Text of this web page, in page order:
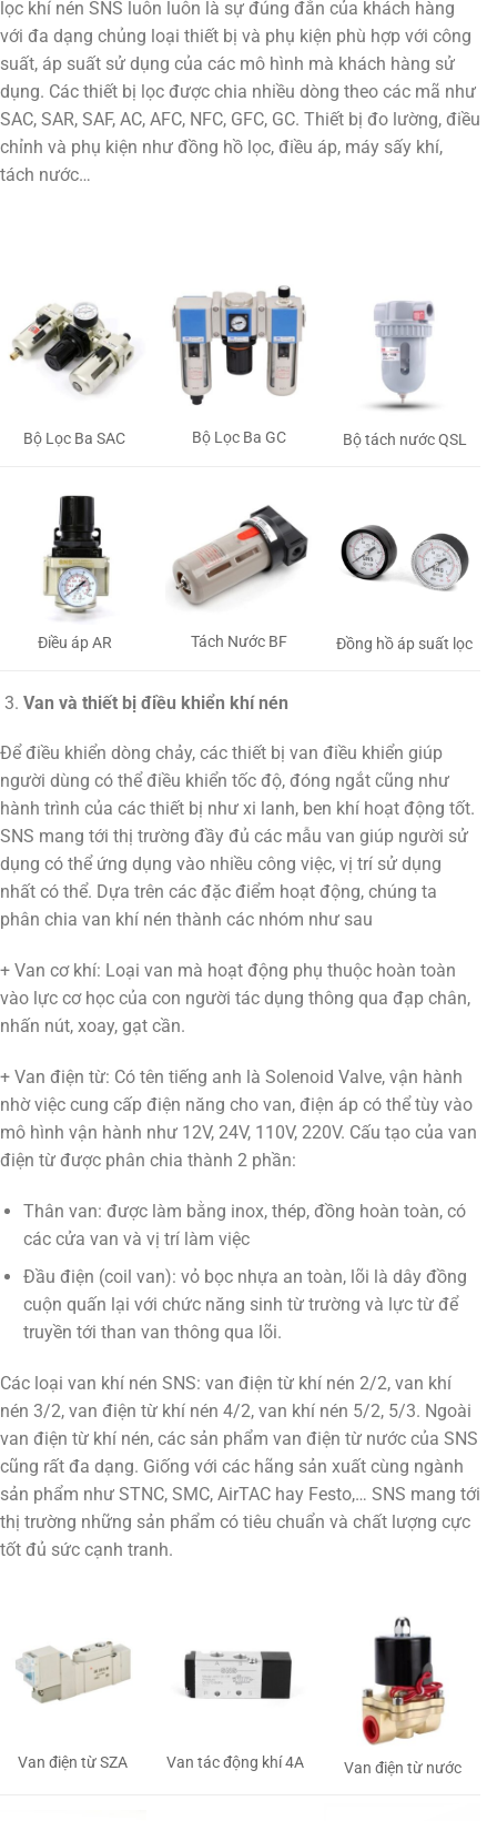
lọc khí nén SNS luôn luôn là sự đúng đắn của khách hàng
với đa dạng chủng loại thiết bị và phụ kiện phù hợp với công
suất, áp suất sử dụng của các mô hình mà khách hàng sử
dụng. Các thiết bị lọc được chia nhiều dòng theo các mã như
SAC, SAR, SAF, AC, AFC, NFC, GFC, GC. Thiết bị đo lường, điều
chỉnh và phụ kiện như đồng hồ lọc, điều áp, máy sấy khí,
tách nước…
Bộ Lọc Ba SAC Bộ Lọc Ba GC Bộ tách nước QSL
Điều áp AR Tách Nước BF Đồng hồ áp suất lọc
Van và thiết bị điều khiển khí nén
Để điều khiển dòng chảy, các thiết bị van điều khiển giúp
người dùng có thể điều khiển tốc độ, đóng ngắt cũng như
hành trình của các thiết bị như xi lanh, ben khí hoạt động tốt.
SNS mang tới thị trường đầy đủ các mẫu van giúp người sử
dụng có thể ứng dụng vào nhiều công việc, vị trí sử dụng
nhất có thể. Dựa trên các đặc điểm hoạt động, chúng ta
phân chia van khí nén thành các nhóm như sau
+ Van cơ khí: Loại van mà hoạt động phụ thuộc hoàn toàn
vào lực cơ học của con người tác dụng thông qua đạp chân,
nhấn nút, xoay, gạt cần.
+ Van điện từ: Có tên tiếng anh là Solenoid Valve, vận hành
nhờ việc cung cấp điện năng cho van, điện áp có thể tùy vào
mô hình vận hành như 12V, 24V, 110V, 220V. Cấu tạo của van
điện từ được phân chia thành 2 phần:
Thân van: được làm bằng inox, thép, đồng hoàn toàn, có
các cửa van và vị trí làm việc
Đầu điện (coil van): vỏ bọc nhựa an toàn, lõi là dây đồng
cuộn quấn lại với chức năng sinh từ trường và lực từ để
truyền tới than van thông qua lõi.
Các loại van khí nén SNS: van điện từ khí nén 2/2, van khí
nén 3/2, van điện từ khí nén 4/2, van khí nén 5/2, 5/3. Ngoài
van điện từ khí nén, các sản phẩm van điện từ nước của SNS
cũng rất đa dạng. Giống với các hãng sản xuất cùng ngành
sản phẩm như STNC, SMC, AirTAC hay Festo,… SNS mang tới
thị trường những sản phẩm có tiêu chuẩn và chất lượng cực
tốt đủ sức cạnh tranh.
Van điện từ SZA Van tác động khí 4A Van điện từ nước